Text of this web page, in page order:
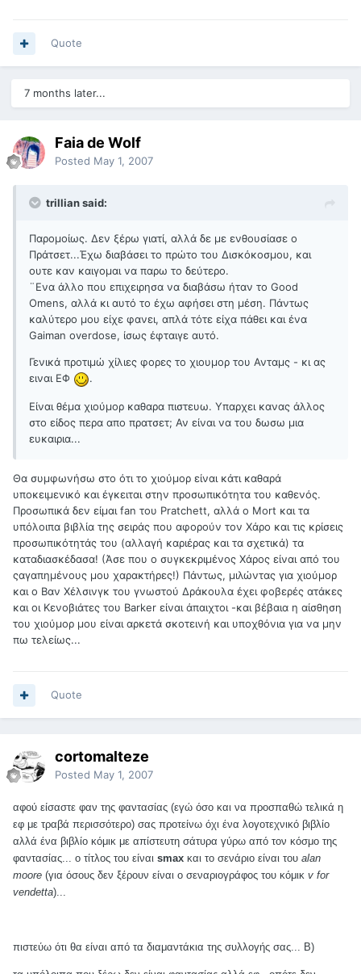
Quote
7 months later...
Faia de Wolf
Posted May 1, 2007
trillian said:
Παρομοίως. Δεν ξέρω γιατί, αλλά δε με ενθουσίασε ο
Πράτσετ...Έχω διαβάσει το πρώτο του Δισκόκοσμου, και
ουτε καν καιγομαι να παρω το δεύτερο.
¨Ενα άλλο που επιχειρησα να διαβάσω ήταν το Good
Omens, αλλά κι αυτό το έχω αφήσει στη μέση. Πάντως
καλύτερο μου είχε φανει, απλά τότε είχα πάθει και ένα
Gaiman overdose, ίσως έφταιγε αυτό.
Γενικά προτιμώ χίλιες φορες το χιουμορ του Ανταμς - κι ας
ειναι ΕΦ
.
Είναι θέμα χιούμορ καθαρα πιστευω. Υπαρχει κανας άλλος
στο είδος περα απο πρατσετ; Αν είναι να του δωσω μια
ευκαιρια...
Θα συμφωνήσω στο ότι το χιούμορ είναι κάτι καθαρά
υποκειμενικό και έγκειται στην προσωπικότητα του καθενός.
Προσωπικά δεν είμαι fan του Pratchett, αλλά ο Mort και τα
υπόλοιπα βιβλία της σειράς που αφορούν τον Χάρο και τις κρίσεις
προσωπικότητάς του (αλλαγή καριέρας και τα σχετικά) τα
καταδιασκέδασα! (Άσε που ο συγκεκριμένος Χάρος είναι από του
ςαγαπημένους μου χαρακτήρες!) Πάντως, μιλώντας για χιούμορ
και ο Βαν Χέλσινγκ του γνωστού Δράκουλα έχει φοβερές ατάκες
και οι Κενοβιάτες του Barker είναι άπαιχτοι -και βέβαια η αίσθηση
του χιούμορ μου είναι αρκετά σκοτεινή και υποχθόνια για να μην
πω τελείως...
Quote
cortomalteze
Posted May 1, 2007
αφού είσαστε φαν της φαντασίας (εγώ όσο και να προσπαθώ τελικά η
εφ με τραβά περισσότερο) σας προτείνω όχι ένα λογοτεχνικό βιβλίο
αλλά ένα βιβλίο κόμικ με απίστευτη σάτυρα γύρω από τον κόσμο της
φαντασίας... ο τίτλος του είναι smax και το σενάριο είναι του alan
moore (για όσους δεν ξέρουν είναι ο σεναριογράφος του κόμικ v for
vendetta)...
πιστεύω ότι θα είναι από τα διαμαντάκια της συλλογής σας... B)